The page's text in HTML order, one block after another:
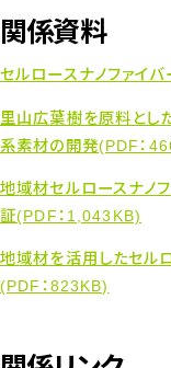
関係資料
セルロースナノファイ
里山広葉樹を原料とし
系素材の開発(PDF：
地域材セルロースナノ
証(PDF：1,043KB)
地域材を活用したセル
(PDF：823KB)